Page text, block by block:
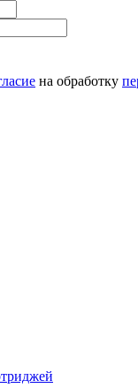
на обработку